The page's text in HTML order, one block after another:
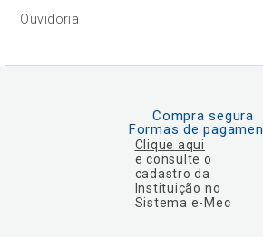
Ouvidoria
Compra segura
Formas de
Clique aqui
e consulte o
cadastro da
Instituição no
Sistema e-Mec